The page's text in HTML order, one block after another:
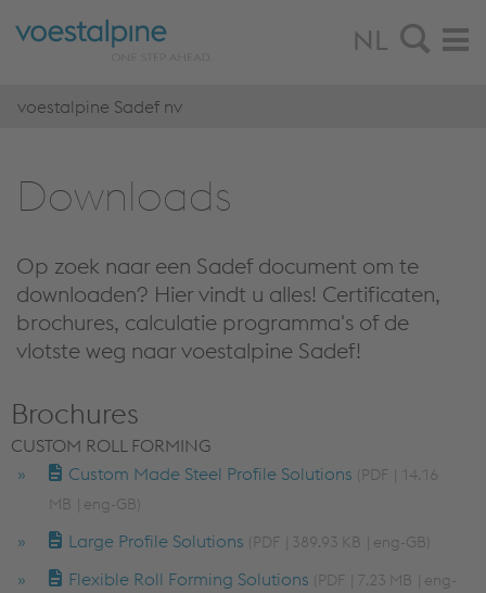
NL
voestalpine Sadef nv
Down­lo­ads
Op zoek naar een Sadef document om te
downloaden? Hier vindt u alles! Certificaten,
brochures, calculatie programma's of de
vlotste weg naar voestalpine Sadef!
Brochures
CUSTOM ROLL FORMING
Custom Made Steel Profile Solutions
PDF
14.16
MB
eng-GB
Large Profile Solutions PDF 389.93 KB eng-GB
Flexible Roll Forming Solutions PDF 7.23 MB
eng-